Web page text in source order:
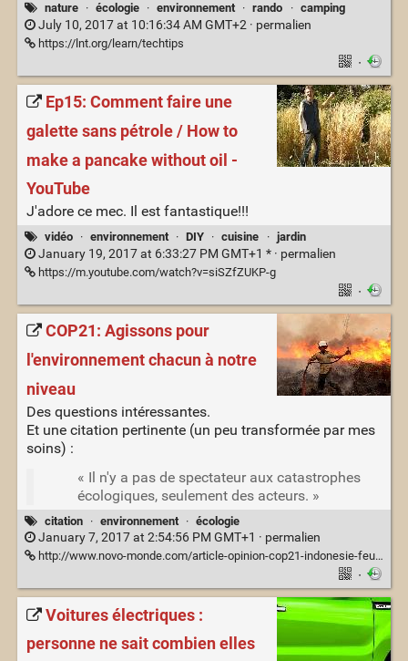
nature · écologie · environnement · rando · camping
July 10, 2017 at 10:16:34 AM GMT+2 · permalien
https://lnt.org/learn/techtips
·
Ep15: Comment faire une
galette sans pétrole / How to
make a pancake without oil -
YouTube
J'adore ce mec. Il est fantastique!!!
vidéo · environnement · DIY · cuisine · jardin
January 19, 2017 at 6:33:27 PM GMT+1 * · permalien
https://m.youtube.com/watch?v=siSZfZUKP-g
·
COP21: Agissons pour
l'environnement chacun à notre
niveau
Des questions intéressantes.
Et une citation pertinente (un peu transformée par mes
soins) :
« Il n'y a pas de spectateur aux catastrophes
écologiques, seulement des acteurs. »
citation · environnement · écologie
January 7, 2017 at 2:54:56 PM GMT+1 · permalien
http://www.novo-monde.com/article-opinion-cop21-indonesie-feux-de-forets.php
·
Voitures électriques :
personne ne sait combien elles